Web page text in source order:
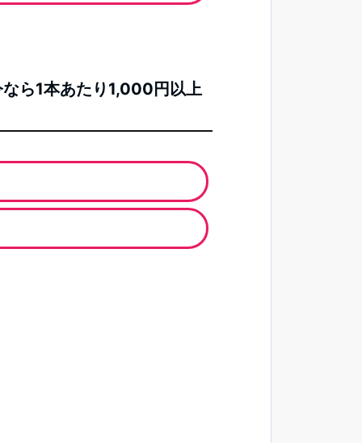
ら1本あたり1,000円以上